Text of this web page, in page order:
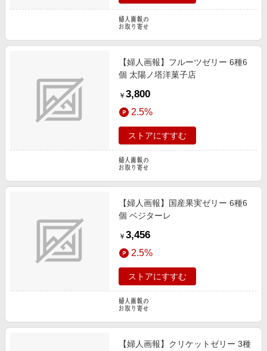
【婦人画報】フルーツゼリー 6種6
個 太陽ノ塔洋菓子店
￥ 3,800
2.5%
ストアにすすむ
【婦人画報】国産果実ゼリー 6種6
個 ベジターレ
￥ 3,456
2.5%
ストアにすすむ
【婦人画報】クリケットゼリー 3種